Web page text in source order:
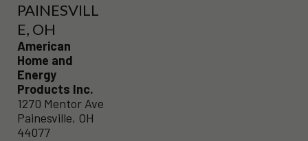
PAINESVILL
E, OH
American
Home and
Energy
Products Inc.
1270 Mentor Ave
Painesville, OH
44077